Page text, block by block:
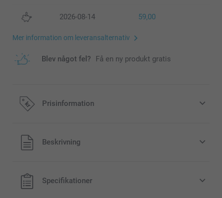
2026-08-14 59,00
Mer information om leveransalternativ
Blev något fel? Få en ny produkt gratis
Prisinformation
Alla priser är i svenska kronor (SEK), inklusive moms och
exklusive porto.
Beskrivning
Specifikationer